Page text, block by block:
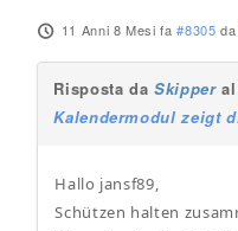
11 Anni 8 Mesi fa #8305
Risposta daSkipperal
Kalendermodul zeigt
Hallo jansf89,
Schützen halten